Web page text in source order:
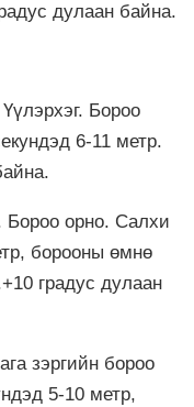
дулаан байна.
Үүлэрхэг. Бороо
6-11 метр.
Бороо орно. Салхи
борооны өмнө
градус дулаан
зэргийн бороо
5-10 метр,